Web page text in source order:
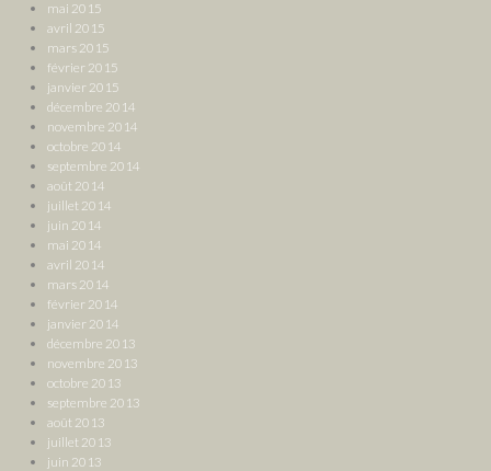
mai 2015
avril 2015
mars 2015
février 2015
janvier 2015
décembre 2014
novembre 2014
octobre 2014
septembre 2014
août 2014
juillet 2014
juin 2014
mai 2014
avril 2014
mars 2014
février 2014
janvier 2014
décembre 2013
novembre 2013
octobre 2013
septembre 2013
août 2013
juillet 2013
juin 2013